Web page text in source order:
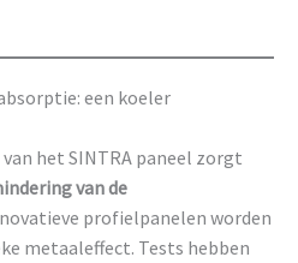
een koeler
het SINTRA paneel zorgt
van de
profielpanelen worden
metaaleffect. Tests hebben